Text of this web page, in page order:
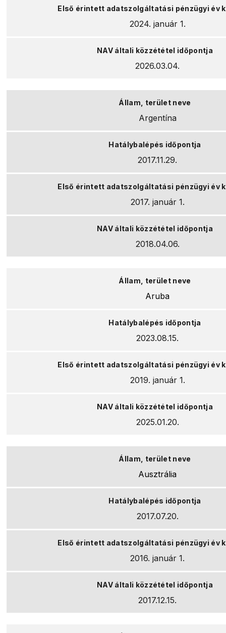
2024. január 1.
2026.03.04.
Argentína
2017.11.29.
2017. január 1.
2018.04.06.
Aruba
2023.08.15.
2019. január 1.
2025.01.20.
Ausztrália
2017.07.20.
2016. január 1.
2017.12.15.